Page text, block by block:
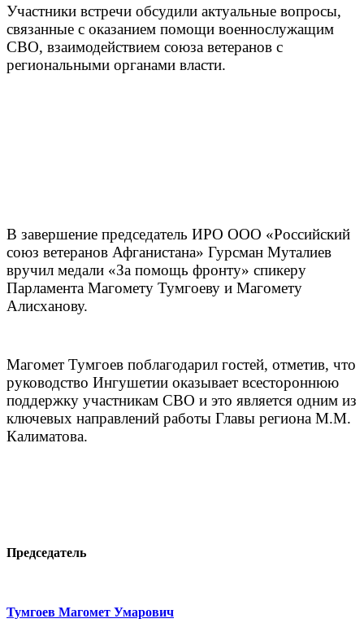
Участники встречи обсудили актуальные вопросы,
связанные с оказанием помощи военнослужащим
СВО, взаимодействием союза ветеранов с
региональными органами власти.
В завершение председатель ИРО ООО «Российский
союз ветеранов Афганистана» Гурсман Муталиев
вручил медали «За помощь фронту» спикеру
Парламента Магомету Тумгоеву и Магомету
Алисханову.
Магомет Тумгоев поблагодарил гостей, отметив, что
руководство Ингушетии оказывает всестороннюю
поддержку участникам СВО и это является одним из
ключевых направлений работы Главы региона М.М.
Калиматова.
Председатель
Тумгоев Магомет Умарович